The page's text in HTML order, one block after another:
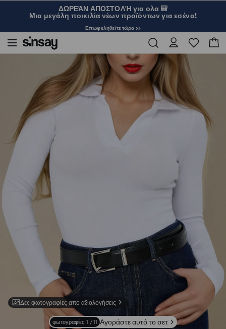
ΔΩΡΕΆΝ ΑΠΟΣΤΟΛΉ για ολα 🎒
Μια μεγάλη ποικιλία νέων προϊόντων για εσένα!
Επωφεληθείτε τώρα >>
Μακρυμάνικο κορμάκι
Δες φωτογραφίες από αξιολογήσεις
φωτογραφίες 1 /11 Αγοράστε αυτό το σετ